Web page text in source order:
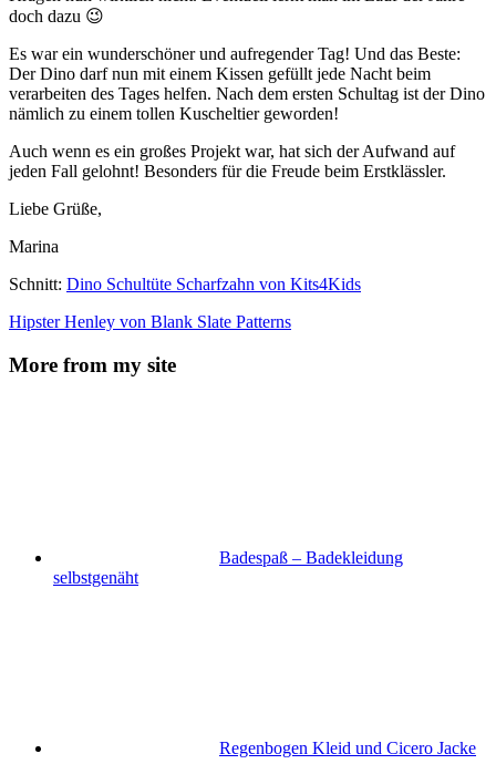
doch dazu 😉
Es war ein wunderschöner und aufregender Tag! Und das Beste:
Der Dino darf nun mit einem Kissen gefüllt jede Nacht beim
verarbeiten des Tages helfen. Nach dem ersten Schultag ist der Dino
nämlich zu einem tollen Kuscheltier geworden!
Auch wenn es ein großes Projekt war, hat sich der Aufwand auf
jeden Fall gelohnt! Besonders für die Freude beim Erstklässler.
Liebe Grüße,
Marina
Schnitt: Dino Schultüte Scharfzahn von Kits4Kids
Hipster Henley von Blank Slate Patterns
More from my site
Badespaß – Badekleidung
selbstgenäht
Regenbogen Kleid und Cicero Jacke